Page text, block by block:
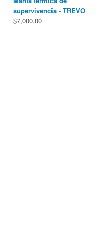
supervivencia - TREVO
$7,000.00